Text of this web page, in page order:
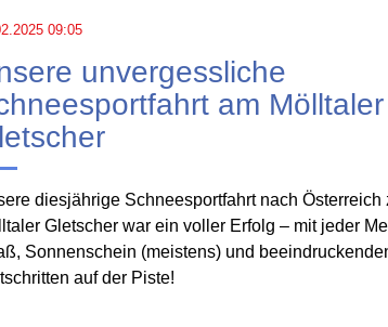
09:05
unvergessliche
am Mölltaler
diesjährige Schneesportfahrt nach Österreich
Gletscher war ein voller Erfolg – mit jeder
Sonnenschein (meistens) und
auf der Piste!